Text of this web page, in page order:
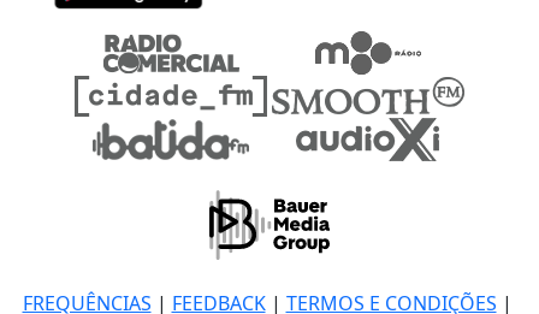
FREQUÊNCIAS | FEEDBACK| TERMOS E CONDIÇÕES |